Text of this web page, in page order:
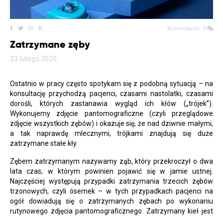
Komentarze: 0
Zatrzymane zęby
23 lutego 2020
Ostatnio w pracy często spotykam się z podobną sytuacją – na
konsultację przychodzą pacjenci, czasami nastolatki, czasami
dorośli, których zastanawia wygląd ich kłów („trójek”).
Wykonujemy zdjęcie pantomograficzne (czyli przeglądowe
zdjęcie wszystkich zębów) i okazuje się, że nad dziwnie małymi,
a tak naprawdę mlecznymi, trójkami znajdują się duże
zatrzymane stałe kły.
Zębem zatrzymanym nazywamy ząb, który przekroczył o dwa
lata czas, w którym powinien pojawić się w jamie ustnej.
Najczęściej występują przypadki zatrzymania trzecich zębów
trzonowych, czyli ósemek – w tych przypadkach pacjenci na
ogół dowiadują się o zatrzymanych zębach po wykonaniu
rutynowego zdjęcia pantomograficznego. Zatrzymany kieł jest